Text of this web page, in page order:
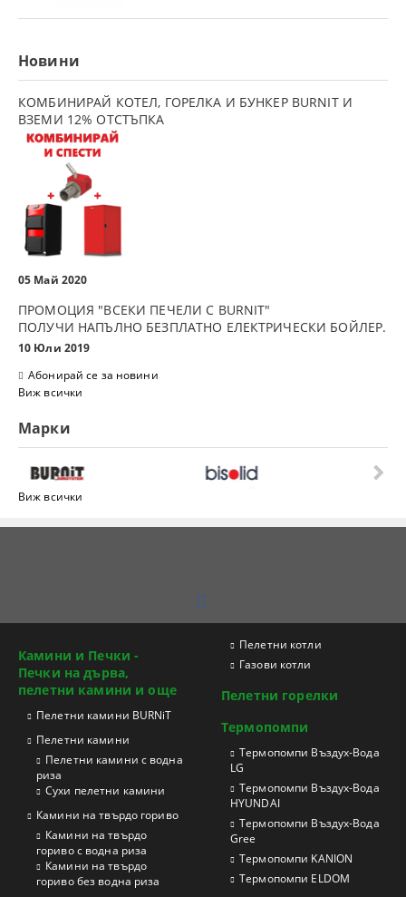
Новини
КОМБИНИРАЙ КОТЕЛ, ГОРЕЛКА И БУНКЕР BURNIT И
ВЗЕМИ 12% ОТСТЪПКА
05 Май 2020
ПРОМОЦИЯ "ВСЕКИ ПЕЧЕЛИ С BURNIT"
ПОЛУЧИ НАПЪЛНО БЕЗПЛАТНО ЕЛЕКТРИЧЕСКИ БОЙЛЕР.
10 Юли 2019
Абонирай се за новини
Виж всички
Марки
Виж всички
Камини и Печки -
Печки на дърва,
пелетни камини и още
Пелетни камини BURNiT
Пелетни камини
Пелетни камини с водна
риза
Сухи пелетни камини
Камини на твърдо гориво
Камини на твърдо
гориво с водна риза
Камини на твърдо
гориво без водна риза
Пелетни котли
Газови котли
Пелетни горелки
Термопомпи
Tермопомпи Въздух-Вода
LG
Термопомпи Въздух-Вода
HYUNDAI
Термопомпи Въздух-Вода
Gree
Термопомпи KANION
Термопомпи ELDOM